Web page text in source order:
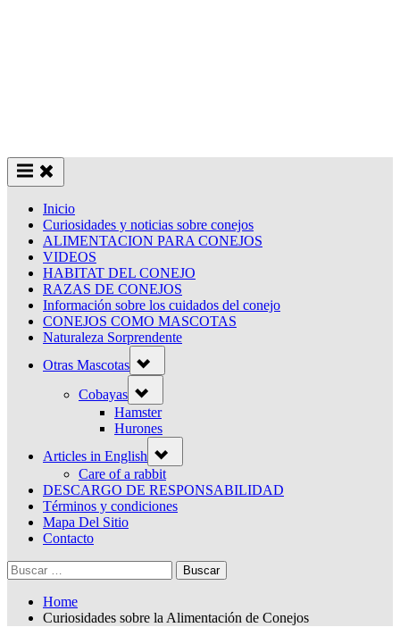
Inicio
Curiosidades y noticias sobre conejos
ALIMENTACION PARA CONEJOS
VIDEOS
HABITAT DEL CONEJO
RAZAS DE CONEJOS
Información sobre los cuidados del conejo
CONEJOS COMO MASCOTAS
Naturaleza Sorprendente
Otras Mascotas sub-
menu
Cobayas sub-
menu
Hamster
Hurones
Articles in English
sub-
menu
Care of a rabbit
DESCARGO DE RESPONSABILIDAD
Términos y condiciones
Mapa Del Sitio
Contacto
Buscar:
Home
Curiosidades sobre la Alimentación de Conejos